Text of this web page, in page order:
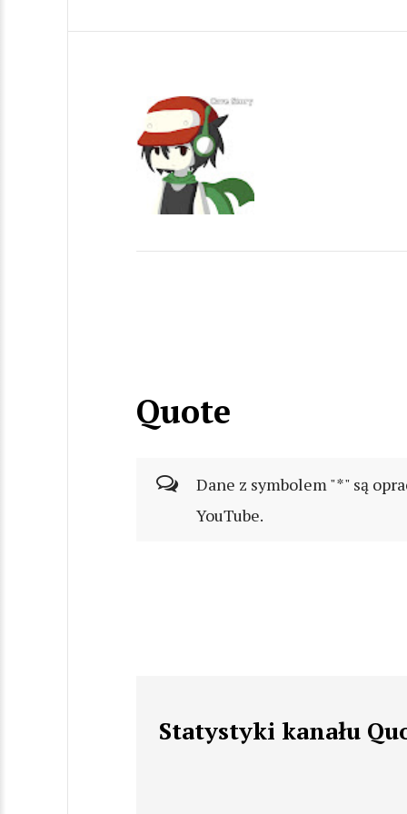
Quote
Dane z symbolem "*" są
YouTube.
Statystyki kanału